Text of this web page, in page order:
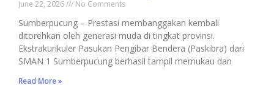
June 22, 2026 No Comments
Sumberpucung – Prestasi membanggakan kembali
ditorehkan oleh generasi muda di tingkat provinsi.
Ekstrakurikuler Pasukan Pengibar Bendera (Paskibra) dari
SMAN 1 Sumberpucung berhasil tampil memukau dan
Read More »